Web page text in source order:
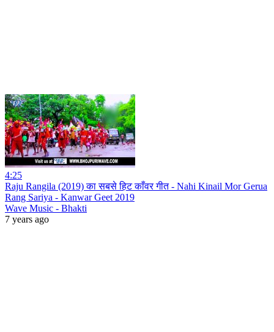
4:25
Raju Rangila (2019) का सबसे हिट काँवर गीत - Nahi Kinail Mor Gerua
Rang Sariya - Kanwar Geet 2019
Wave Music - Bhakti
7 years ago